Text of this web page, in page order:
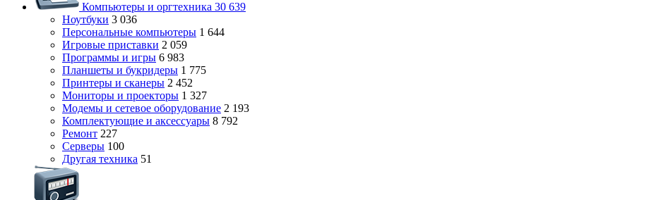
Компьютеры и оргтехника 30 639
Ноутбуки 3 036
Персональные компьютеры 1 644
Игровые приставки 2 059
Программы и игры 6 983
Планшеты и букридеры 1 775
Принтеры и сканеры 2 452
Мониторы и проекторы 1 327
Модемы и сетевое оборудование 2 193
Комплектующие и аксессуары 8 792
Ремонт 227
Серверы 100
Другая техника 51